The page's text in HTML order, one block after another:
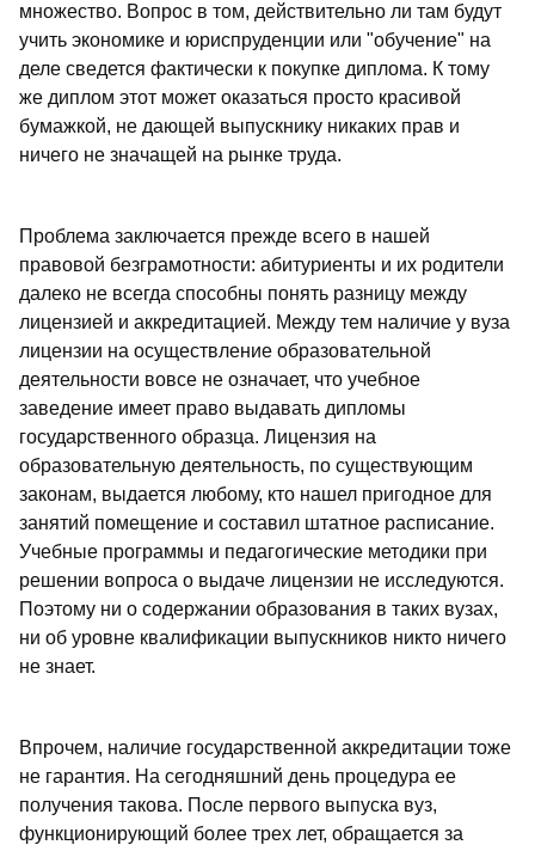
множество. Вопрос в том, действительно ли там будут
учить экономике и юриспруденции или "обучение" на
деле сведется фактически к покупке диплома. К тому
же диплом этот может оказаться просто красивой
бумажкой, не дающей выпускнику никаких прав и
ничего не значащей на рынке труда.
Проблема заключается прежде всего в нашей
правовой безграмотности: абитуриенты и их родители
далеко не всегда способны понять разницу между
лицензией и аккредитацией. Между тем наличие у вуза
лицензии на осуществление образовательной
деятельности вовсе не означает, что учебное
заведение имеет право выдавать дипломы
государственного образца. Лицензия на
образовательную деятельность, по существующим
законам, выдается любому, кто нашел пригодное для
занятий помещение и составил штатное расписание.
Учебные программы и педагогические методики при
решении вопроса о выдаче лицензии не исследуются.
Поэтому ни о содержании образования в таких вузах,
ни об уровне квалификации выпускников никто ничего
не знает.
Впрочем, наличие государственной аккредитации тоже
не гарантия. На сегодняшний день процедура ее
получения такова. После первого выпуска вуз,
функционирующий более трех лет, обращается за